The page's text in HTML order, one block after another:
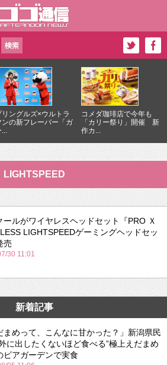
リングルズ×ウルトラ
ンの新フレーバー「ガ
...
コメダ珈琲店で今年も
「カリー祭り」開催 新
作カ...
LIGHTSPEED
ールがワイヤレスヘッドセット『PRO Ｘ
LIGHTSPEEDゲーミングヘッドセッ
売
30 11:01
新着記事
まめって、こんなに甘かった？」新潟県民
に出したくないほど食べる”極上えだまめ
ビアガーデンで実食